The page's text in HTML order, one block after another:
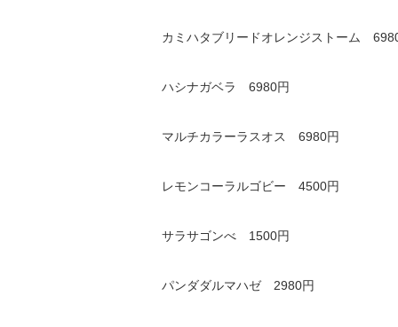
カミハタブリードオレンジストーム
ハシナガベラ 6980円
マルチカラーラスオス 6980円
レモンコーラルゴビー 4500円
サラサゴンべ 1500円
パンダダルマハゼ 2980円